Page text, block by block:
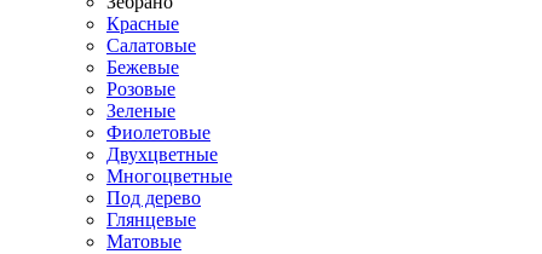
Красные
Салатовые
Бежевые
Розовые
Зеленые
Фиолетовые
Двухцветные
Многоцветные
Под дерево
Глянцевые
Матовые